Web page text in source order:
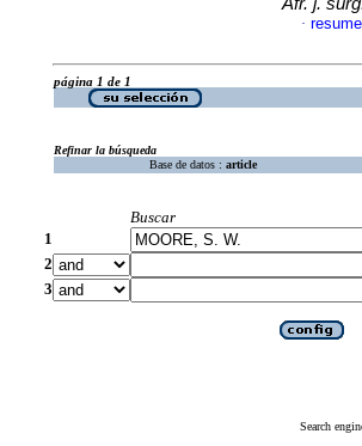
·
página 1 de 1
Refinar la búsqueda
Base de datos : article
Buscar
1
2
3
Search